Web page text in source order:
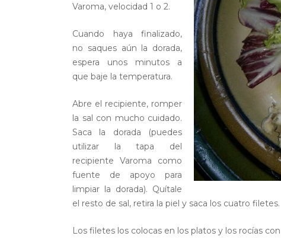
Varoma, velocidad 1 o 2.
Cuando haya finalizado,
no saques aún la dorada,
espera unos minutos a
que baje la temperatura.
Abre el recipiente, romper
la sal con mucho cuidado.
Saca la dorada (puedes
utilizar la tapa del
recipiente Varoma como
fuente de apoyo para
limpiar la dorada). Quítale
el resto de sal, retira la piel y saca los cuatro filetes.
Los filetes los colocas en los platos y los rocías